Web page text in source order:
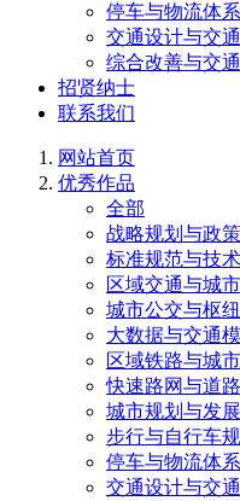
停车与物流体系
交通设计与交
综合改善与交
招贤纳士
联系我们
网站首页
优秀作品
全部
战略规划与政
标准规范与技
区域交通与城
城市公交与枢
大数据与交通
区域铁路与城
快速路网与道
城市规划与发展
步行与自行车
停车与物流体系
交通设计与交